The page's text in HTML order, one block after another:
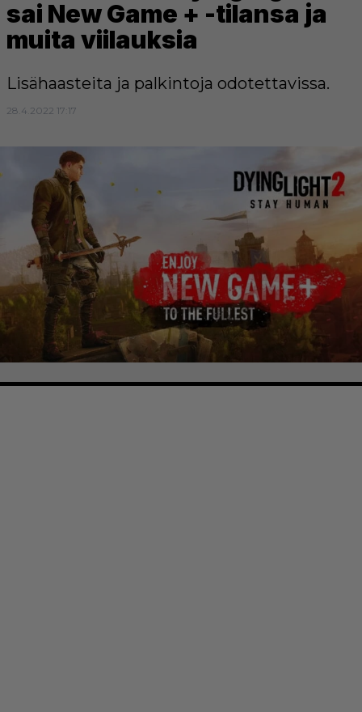
sai New Game + -tilansa ja
muita viilauksia
Lisähaasteita ja palkintoja odotettavissa.
28.4.2022 17:17